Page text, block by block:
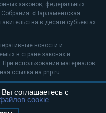
законов, федеральных
«Парламентская
в десяти субъектах
новости и
в стране законах и
При использовании материалов
ссылка на pnp.ru
рекомендательные
Вы соглашаетесь с
cookie